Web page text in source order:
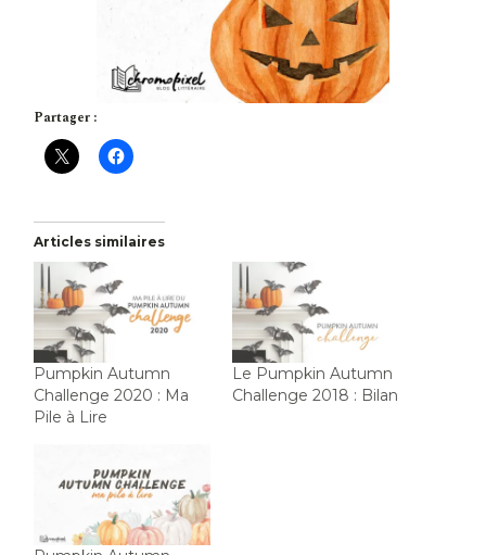
Partager :
Articles similaires
Pumpkin Autumn
Challenge 2020 : Ma
Pile à Lire
Le Pumpkin Autumn
Challenge 2018 : Bilan